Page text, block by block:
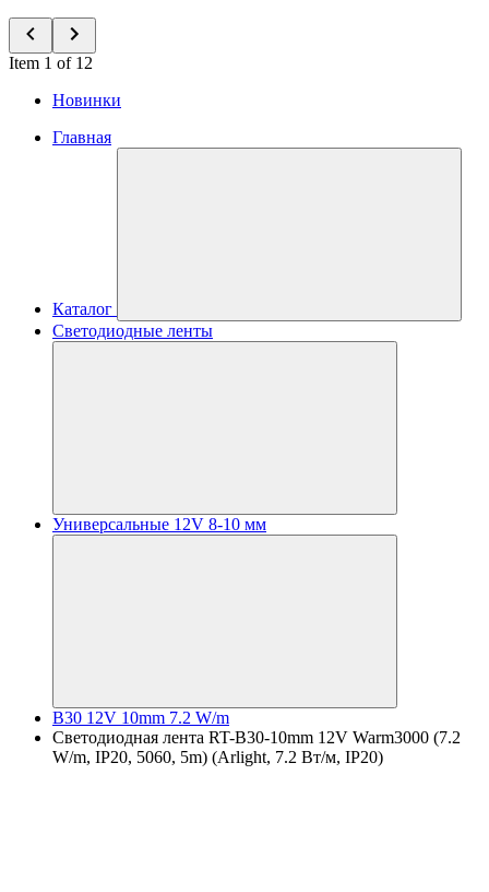
Item 1 of 12
Новинки
Главная
Каталог
Светодиодные ленты
Универсальные 12V 8-10 мм
B30 12V 10mm 7.2 W/m
Светодиодная лента RT-B30-10mm 12V Warm3000 (7.2
W/m, IP20, 5060, 5m) (Arlight, 7.2 Вт/м, IP20)